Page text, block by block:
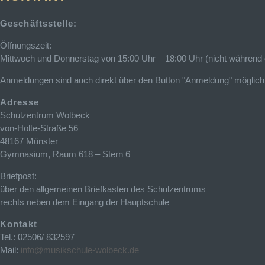
Geschäftsstelle:
Öffnungszeit:
Mittwoch und Donnerstag von 15:00 Uhr – 18:00 Uhr (nicht während
Anmeldungen sind auch direkt über den Button "Anmeldung"
Adresse
Schulzentrum Wolbeck
von-Holte-Straße 56
48167 Münster
Gymnasium, Raum 618 – Stern 6
Briefpost:
über den allgemeinen Briefkasten des Schulzentrums
rechts neben dem Eingang der Hauptschule
Kontakt
Tel.: 02506/ 832597
Mail: info@musikschule-wolbeck.de